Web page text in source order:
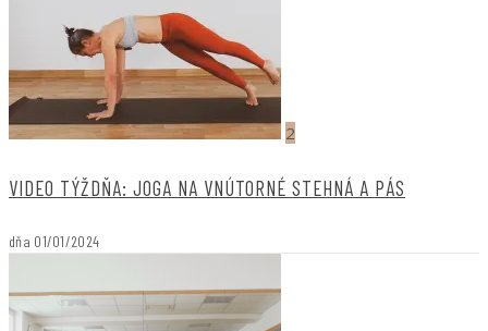
2
VIDEO TÝŽDŇA: JOGA NA VNÚTORNÉ STEHNÁ A PÁS
dňa 01/01/2024